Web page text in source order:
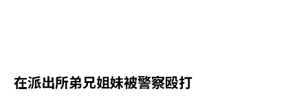
在派出所弟兄姐妹被警察殴打